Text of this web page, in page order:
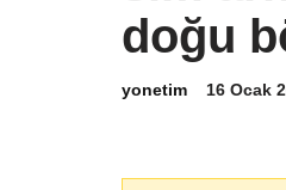
doğu
yonetim 16 Ocak